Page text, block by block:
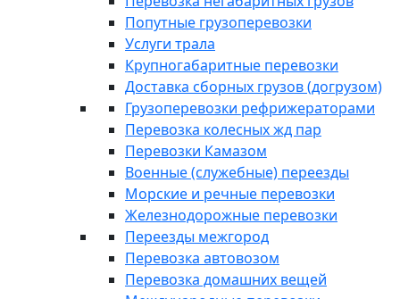
Попутные грузоперевозки
Услуги трала
Крупногабаритные перевозки
Доставка сборных грузов (догрузом)
Грузоперевозки рефрижераторами
Перевозка колесных жд пар
Перевозки Камазом
Военные (служебные) переезды
Морские и речные перевозки
Железнодорожные перевозки
Переезды межгород
Перевозка автовозом
Перевозка домашних вещей